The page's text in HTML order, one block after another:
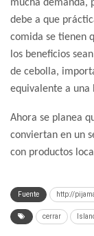
mucha demanda,
debe a que
comida se tienen
los beneficios
de cebolla,
equivalente a una
Ahora se planea
conviertan en un
con productos
Fuente http://
cerrar